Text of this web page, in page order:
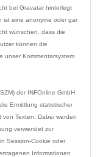
bei Gravatar hinterlegt
ist eine anonyme oder gar
wünschen, dass die
können die
unser Kommentarsystem
der INFOnline GmbH
Ermittlung statistischer
von Texten. Dabei werden
verwendet zur
Session-Cookie oder
Informationen